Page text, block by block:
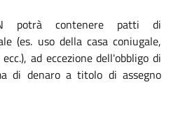
potrà contenere patti di
(es. uso della casa coniugale,
ad eccezione dell'obbligo di
di denaro a titolo di assegno